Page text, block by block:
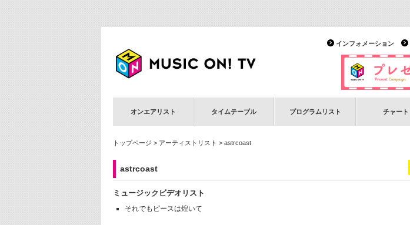
インフォメーション
オンエアリスト タイムテーブル プログラムリスト チャート
トップページ > アーティストリスト > astrcoast
astrcoast
ミュージックビデオリスト
それでもピースは煌いて